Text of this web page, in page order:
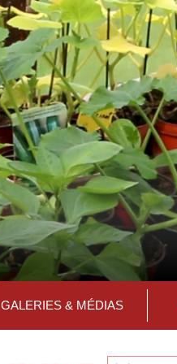
GALERIES & MÉDIAS